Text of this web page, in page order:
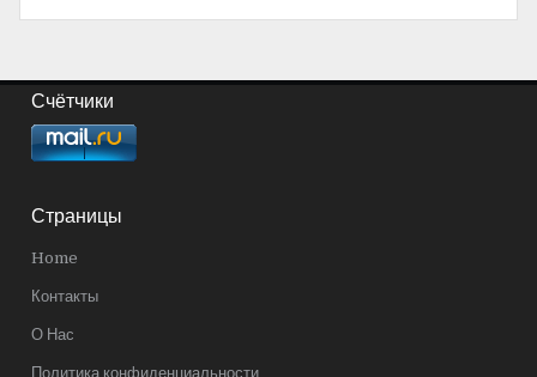
Счётчики
Страницы
Home
Контакты
О Нас
Политика конфиденциальности